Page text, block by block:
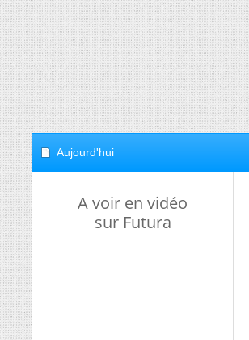
Aujourd'hui
A voir en vidéo
sur Futura